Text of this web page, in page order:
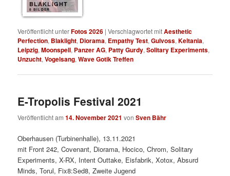
BLAKLIGHT
8 BILDER
Veröffentlicht unterFotos 2026 |Verschlagwortet mitAesthetic
Perfection, Blaklight, Diorama, Empathy Test,Gulvoss,Keltania,
Leipzig,Moonspell, Panzer AG, Patty Gurdy,Solitary Experiments,
Unzucht,Vogelsang,Wave Gotik Treffen
E-Tropolis Festival 2021
Veröffentlicht am14. November 2021 vonSven Bähr
Oberhausen (Turbinenhalle), 13.11.2021
mit Front 242, Covenant, Diorama, Hocico, Chrom, Solitary
Experiments, X-RX, Intent Outtake, Eisfabrik, Xotox, Absurd
Minds, Torul, Fix8:Sed8, Zweite Jugend